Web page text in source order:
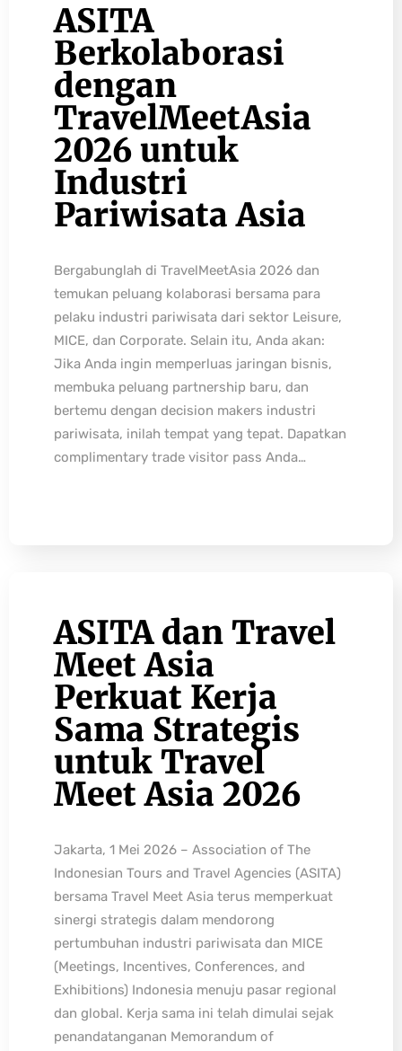
ASITA
Berkolaborasi
dengan
TravelMeetAsia
2026 untuk
Industri
Pariwisata Asia
Bergabunglah di TravelMeetAsia 2026 dan
temukan peluang kolaborasi bersama para
pelaku industri pariwisata dari sektor Leisure,
MICE, dan Corporate. Selain itu, Anda akan:
Jika Anda ingin memperluas jaringan bisnis,
membuka peluang partnership baru, dan
bertemu dengan decision makers industri
pariwisata, inilah tempat yang tepat. Dapatkan
complimentary trade visitor pass Anda…
ASITA dan Travel
Meet Asia
Perkuat Kerja
Sama Strategis
untuk Travel
Meet Asia 2026
Jakarta, 1 Mei 2026 – Association of The
Indonesian Tours and Travel Agencies (ASITA)
bersama Travel Meet Asia terus memperkuat
sinergi strategis dalam mendorong
pertumbuhan industri pariwisata dan MICE
(Meetings, Incentives, Conferences, and
Exhibitions) Indonesia menuju pasar regional
dan global. Kerja sama ini telah dimulai sejak
penandatanganan Memorandum of